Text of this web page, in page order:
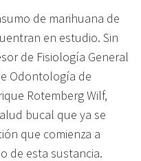
de marihuana de
en estudio. Sin
de Fisiología General
Odontología de
Rotemberg Wilf,
bucal que ya se
que comienza a
de esta sustancia.